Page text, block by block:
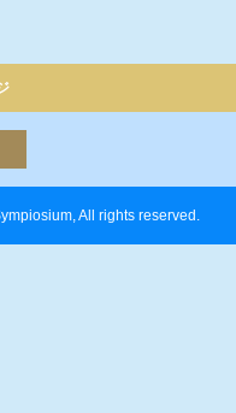
All rights reserved.